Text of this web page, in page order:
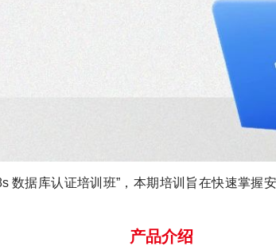
数据库认证培训班”，本期培训旨在快速掌
产品介绍